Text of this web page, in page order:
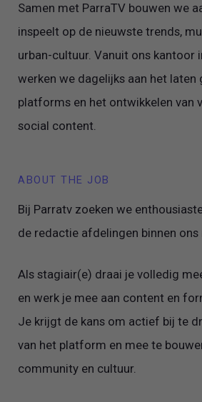
Samen met ParraTV bouwen we
inspeelt op de nieuwste trends,
urban-cultuur. Vanuit ons kantoor
werken we dagelijks aan het laten
platforms en het ontwikkelen van
social content.
ABOUT THE JOB
Bij Parratv zoeken we
de redactie afdelingen binnen
Als stagiair(e) draai je volledig
en werk je mee aan content en
Je krijgt de kans om actief bij te
van het platform en mee te
community en cultuur.